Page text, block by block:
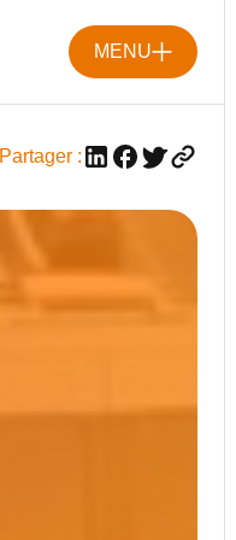
MENU
Partager :